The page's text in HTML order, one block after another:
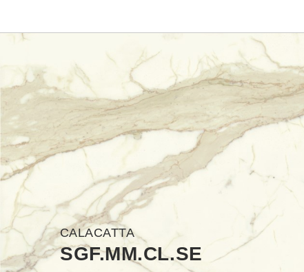
CALACATTA
SGF.MM.CL.SE